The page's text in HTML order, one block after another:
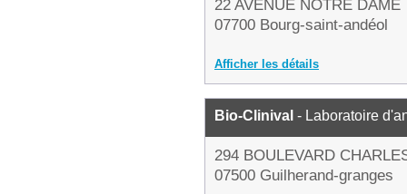
22 AVENUE NOTRE DAME
07700 Bourg-saint-andéol
Afficher les détails
Bio-Clinival - Laboratoire
294 BOULEVARD
07500 Guilherand-granges